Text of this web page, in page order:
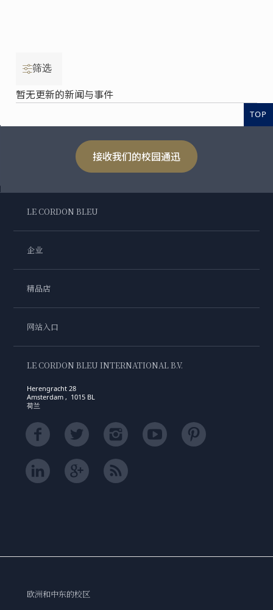
筛选
暂无更新的新闻与事件
TOP
接收我们的校园通迅
LE CORDON BLEU
企业
精品店
网站入口
LE CORDON BLEU INTERNATIONAL B.V.
Herengracht 28
Amsterdam , 1015 BL
荷兰
欧洲和中东的校区